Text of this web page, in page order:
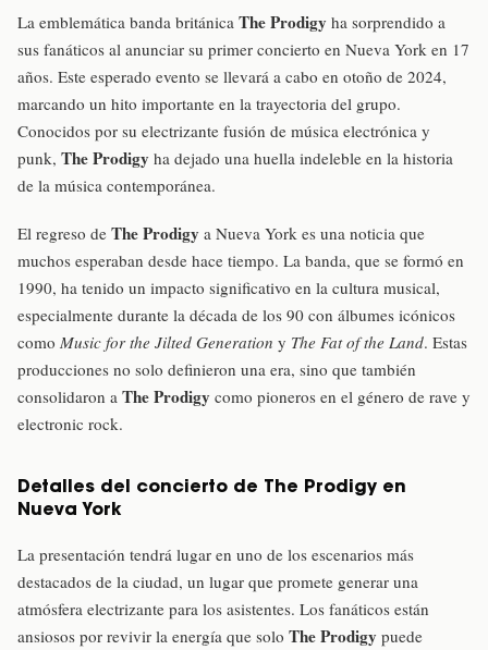
La emblemática banda británica The Prodigy ha sorprendido a
sus fanáticos al anunciar su primer concierto en Nueva York en 17
años. Este esperado evento se llevará a cabo en otoño de 2024,
marcando un hito importante en la trayectoria del grupo.
Conocidos por su electrizante fusión de música electrónica y
punk, The Prodigy ha dejado una huella indeleble en la historia
de la música contemporánea.
El regreso de The Prodigy a Nueva York es una noticia que
muchos esperaban desde hace tiempo. La banda, que se formó en
1990, ha tenido un impacto significativo en la cultura musical,
especialmente durante la década de los 90 con álbumes icónicos
como Music for the Jilted Generation y The Fat of the Land. Estas
producciones no solo definieron una era, sino que también
consolidaron a The Prodigy como pioneros en el género de rave y
electronic rock.
Detalles del concierto de The Prodigy en
Nueva York
La presentación tendrá lugar en uno de los escenarios más
destacados de la ciudad, un lugar que promete generar una
atmósfera electrizante para los asistentes. Los fanáticos están
ansiosos por revivir la energía que solo The Prodigy puede